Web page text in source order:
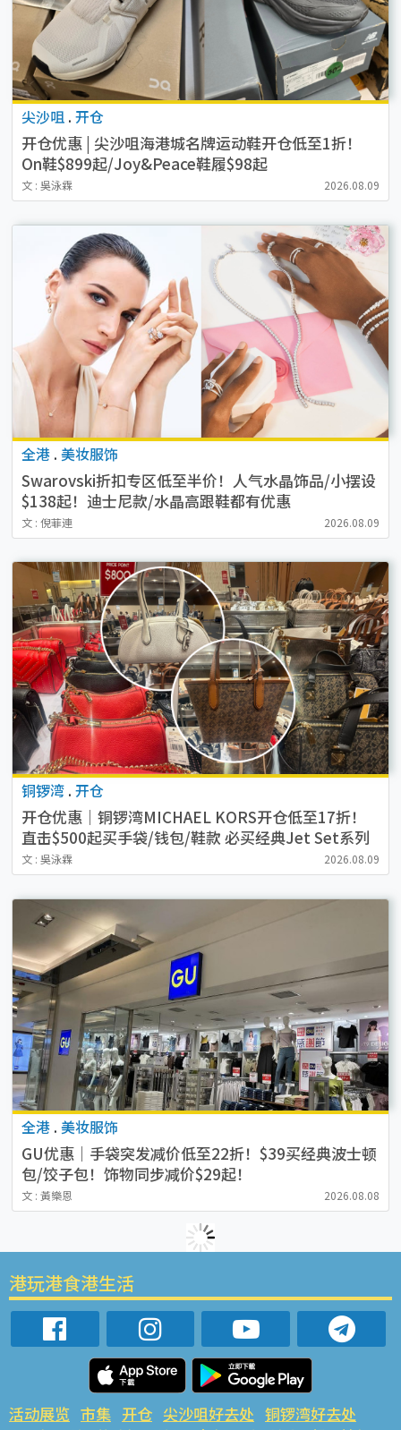
尖沙咀 . 开仓
开仓优惠 | 尖沙咀海港城名牌运动鞋开仓低至1折！
On鞋$899起/Joy&Peace鞋履$98起
文 : 吳泳霖 2026.08.09
全港 . 美妆服饰
Swarovski折扣专区低至半价！人气水晶饰品/小摆设
$138起！迪士尼款/水晶高跟鞋都有优惠
文 : 倪菲連 2026.08.09
铜锣湾 . 开仓
开仓优惠｜铜锣湾MICHAEL KORS开仓低至17折！
直击$500起买手袋/钱包/鞋款 必买经典Jet Set系列
文 : 吳泳霖 2026.08.09
全港 . 美妆服饰
GU优惠｜手袋突发减价低至22折！$39买经典波士顿
包/饺子包！饰物同步减价$29起！
文 : 黃樂恩 2026.08.08
港玩港食港生活
活动展览 市集 开仓 尖沙咀好去处 铜锣湾好去处